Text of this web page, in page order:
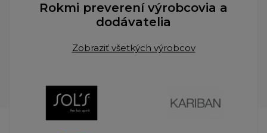
Rokmi preverení výrobcovia a
dodávatelia
Zobraziť všetkých výrobcov